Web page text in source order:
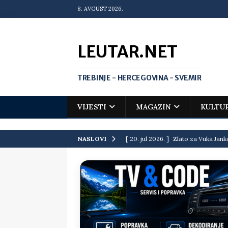
8. AVGUST 2026.
LEUTAR.NET
TREBINJE - HERCEGOVINA - SVEMIR
VIJESTI MAGAZIN
NASLOVI [ 20. jul 2026. ] Zlato za Vuka
[ 19. jul 2026. ] Da li i obraz ima
[ 16. jul 2026. ] Mile će da ti oprosti
[ 16. jul 2026. ] Krediti i dugovi
[ 15. jul 2026. ] Politički potres u